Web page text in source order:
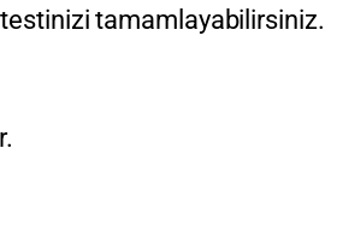
tamamlayabilirsiniz.